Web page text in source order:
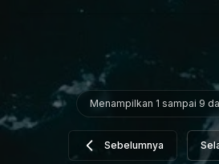
Menampilkan 1 sampai 9
Sebelumnya